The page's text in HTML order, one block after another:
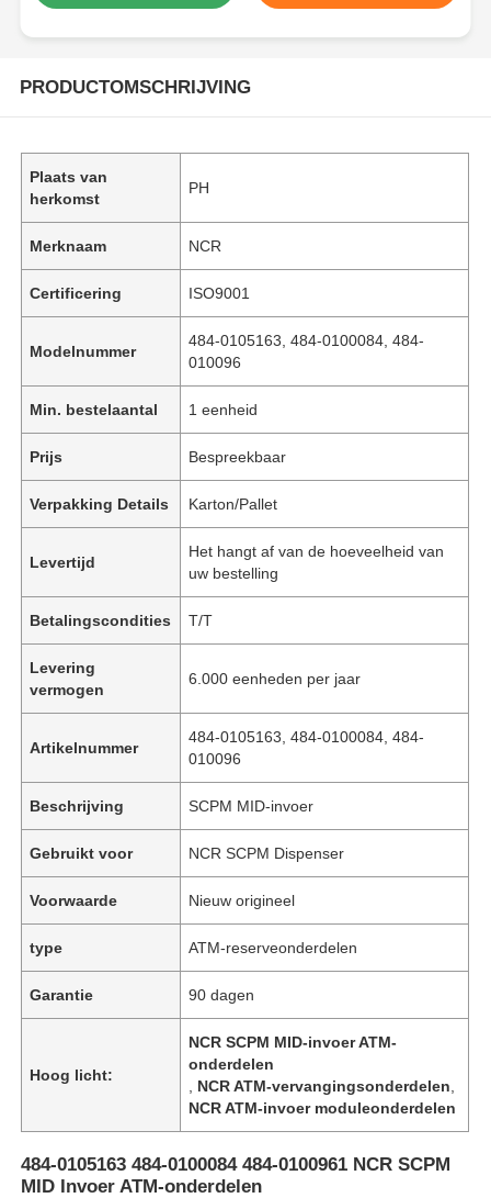
PRODUCTOMSCHRIJVING
Plaats van
herkomst
PH
Merknaam NCR
Certificering ISO9001
Modelnummer
484-0105163, 484-0100084, 484-
010096
Min. bestelaantal 1 eenheid
Prijs Bespreekbaar
Verpakking Details Karton/Pallet
Levertijd
Het hangt af van de hoeveelheid van
uw bestelling
Betalingscondities T/T
Levering
vermogen
6.000 eenheden per jaar
Artikelnummer
484-0105163, 484-0100084, 484-
010096
Beschrijving SCPM MID-invoer
Gebruikt voor NCR SCPM Dispenser
Voorwaarde Nieuw origineel
type ATM-reserveonderdelen
Garantie 90 dagen
Hoog licht:
NCR SCPM MID-invoer ATM-
onderdelen
NCR ATM-vervangingsonderdelen
NCR ATM-invoer moduleonderdelen
484-0105163 484-0100084 484-0100961 NCR SCPM
MID Invoer ATM-onderdelen